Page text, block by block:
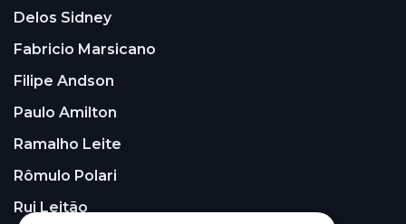
Delos Sidney
Fabricio Marsicano
Filipe Andson
Paulo Amilton
Ramalho Leite
Rômulo Polari
Rui Leitão